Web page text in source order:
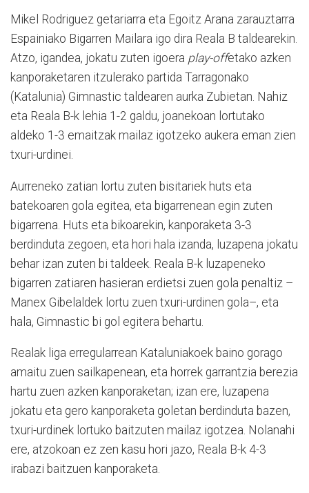
Mikel Rodriguez getariarra eta Egoitz Arana zarauztarra
Espainiako Bigarren Mailara igo dira Reala B taldearekin.
Atzo, igandea, jokatu zuten igoera play-offetako azken
kanporaketaren itzulerako partida Tarragonako
(Katalunia) Gimnastic taldearen aurka Zubietan. Nahiz
eta Reala B-k lehia 1-2 galdu, joanekoan lortutako
aldeko 1-3 emaitzak mailaz igotzeko aukera eman zien
txuri-urdinei.
Aurreneko zatian lortu zuten bisitariek huts eta
batekoaren gola egitea, eta bigarrenean egin zuten
bigarrena. Huts eta bikoarekin, kanporaketa 3-3
berdinduta zegoen, eta hori hala izanda, luzapena jokatu
behar izan zuten bi taldeek. Reala B-k luzapeneko
bigarren zatiaren hasieran erdietsi zuen gola penaltiz –
Manex Gibelaldek lortu zuen txuri-urdinen gola–, eta
hala, Gimnastic bi gol egitera behartu.
Realak liga erregularrean Kataluniakoek baino gorago
amaitu zuen sailkapenean, eta horrek garrantzia berezia
hartu zuen azken kanporaketan; izan ere, luzapena
jokatu eta gero kanporaketa goletan berdinduta bazen,
txuri-urdinek lortuko baitzuten mailaz igotzea. Nolanahi
ere, atzokoan ez zen kasu hori jazo, Reala B-k 4-3
irabazi baitzuen kanporaketa.